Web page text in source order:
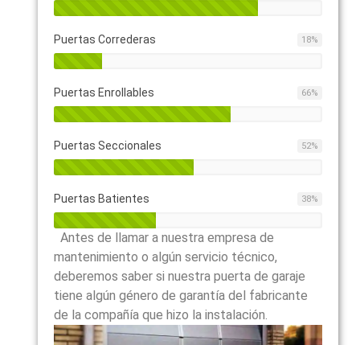
Puertas Correderas 18%
Puertas Enrollables 66%
Puertas Seccionales 52%
Puertas Batientes 38%
Antes de llamar a nuestra empresa de
mantenimiento o algún servicio técnico,
deberemos saber si nuestra puerta de garaje
tiene algún género de garantía del fabricante
de la compañía que hizo la instalación.